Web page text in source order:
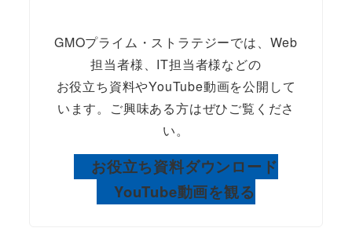
GMOプライム・ストラテジーでは、Web
担当者様、IT担当者様などの
お役立ち資料やYouTube動画を公開して
います。ご興味ある方はぜひご覧くださ
い。
お役立ち資料ダウンロード
YouTube動画を観る